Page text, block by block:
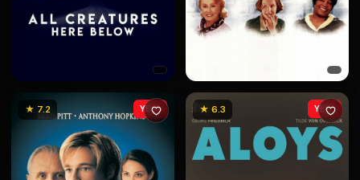
★ 7.2 YENİ ★ 6.3 YENİ